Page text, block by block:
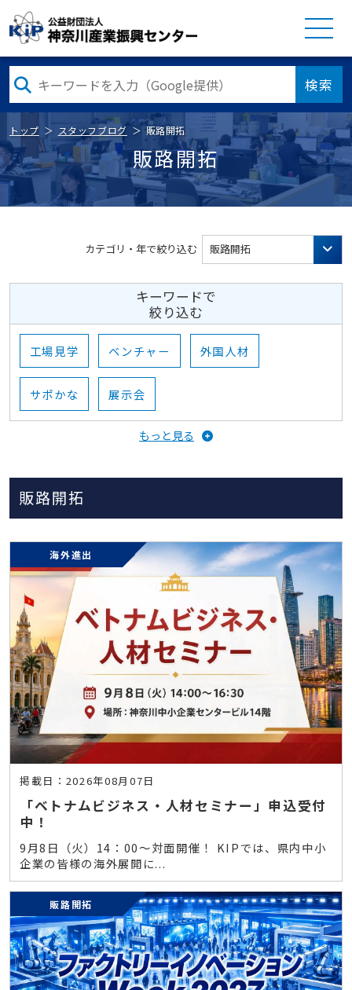
検索
トップ スタッフブログ 販路開拓
販路開拓
カテゴリ・年で絞り込む 販路開拓
キーワードで
絞り込む
工場見学 ベンチャー 外国人材
サポかな 展示会
テクニカルショウヨコハマ KIP会
商談会 創業 起業 スタートアップ
海外 販路開拓 商談会 海外進出
貿易 神奈川県 外国人留学生 採用
合同会社説明会 新人研修 海外展開
ビッグマック指数 セミナー 米国
IDEC 海外販路開拓 脱炭素
カーボンニュートラル
もっと見る
販路開拓
海外進出
掲載日：2026年08月07日
「ベトナムビジネス・人材セミナー」申込受付
中！
9月8日（火）14：00～対面開催！ KIPでは、県内中小
企業の皆様の海外展開に...
販路開拓